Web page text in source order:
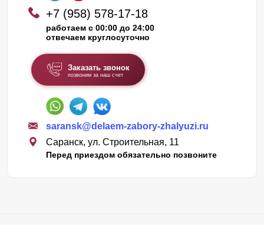
+7 (958) 578-17-18
работаем с 00:00 до 24:00
отвечаем круглосуточно
Заказать звонок
позвоним за наш счет
saransk@delaem-zabory-zhalyuzi.ru
Саранск, ул. Строительная, 11
Перед приездом обязательно позвоните